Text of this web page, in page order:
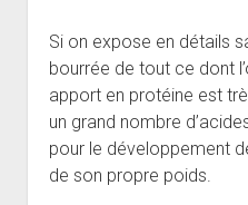
Si on expose en détails
bourrée de tout ce dont
apport en protéine est
un grand nombre
pour le développement
de son propre poids.